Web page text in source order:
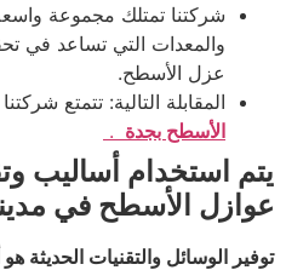
شركتنا تمتلك مجموعة
والمعدات التي تساعد في
عزل الأسطح.
المقابلة التالية: تتمتع
الأسطح بجدة .
يتم استخدام أساليب
عوازل الأسطح في
توفير الوسائل والتقنيات الحديثة